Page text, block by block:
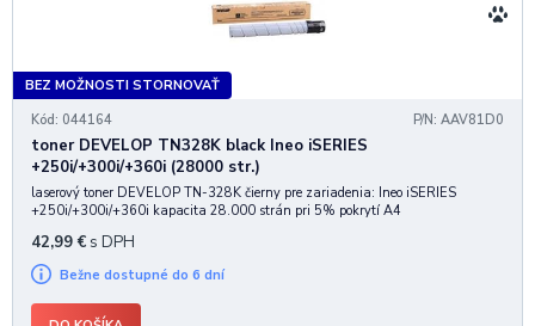
BEZ MOŽNOSTI STORNOVAŤ
Kód: 044164
P/N: AAV81D0
toner DEVELOP TN328K black Ineo iSERIES
+250i/+300i/+360i (28000 str.)
laserový toner DEVELOP TN-328K čierny pre zariadenia: Ineo iSERIES
+250i/+300i/+360i kapacita 28.000 strán pri 5% pokrytí A4
42,99 € s DPH
Bežne dostupné do 6 dní